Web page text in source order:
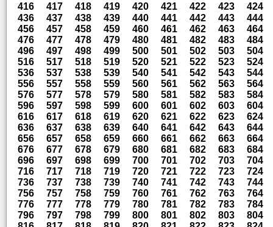
416
417 418 419 420 421 422 423
424
436
437 438 439 440 441 442 443
444
456
457 458 459 460 461 462 463
464
476
477 478 479 480 481 482 483
484
496
497 498 499 500 501 502 503
504
516
517 518 519 520 521 522 523
524
536
537 538 539 540 541 542 543
544
556
557 558 559 560 561 562 563
564
576
577 578 579 580 581 582 583
584
596
597 598 599 600 601 602 603
604
616
617 618 619 620 621 622 623
624
636
637 638 639 640 641 642 643
644
656
657 658 659 660 661 662 663
664
676
677 678 679 680 681 682 683
684
696
697 698 699 700 701 702 703
704
716
717 718 719 720 721 722 723
724
736
737 738 739 740 741 742 743
744
756
757 758 759 760 761 762 763
764
776
777 778 779 780 781 782 783
784
796
797 798 799 800 801 802 803
804